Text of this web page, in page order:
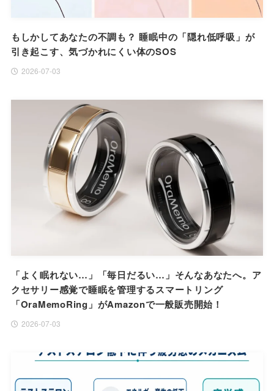
もしかしてあなたの不調も？ 睡眠中の「隠れ低呼吸」が
引き起こす、気づかれにくい体のSOS
2026-07-03
「よく眠れない…」「毎日だるい…」そんなあなたへ。ア
クセサリー感覚で睡眠を管理するスマートリング
「OraMemoRing」がAmazonで一般販売開始！
2026-07-03